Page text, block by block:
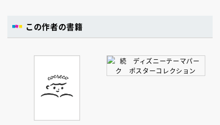
この作者の書籍